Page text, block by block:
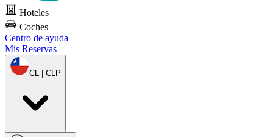
Hoteles
Coches
Centro de ayuda
Mis Reservas
CL | CLP